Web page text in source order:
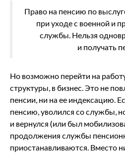
Право на пенсию по
при уходе с военной и
службы. Нельзя
и получать
Но возможно перейти на
структуры, в бизнес. Это не
пенсии, ни на ее индексацию.
пенсию, уволился со службы,
и вернулся (или был
продолжения службы
приостанавливаются. Вместо